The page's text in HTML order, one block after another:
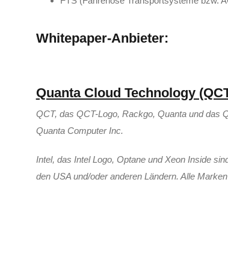
Whitepaper-Anbieter:
Quanta Cloud Technology
QCT, das QCT-Logo, Rackgo, Quanta und das
Quanta Computer Inc.
Intel, das Intel Logo, Optane und Xeon Inside
den USA und/oder anderen Ländern. Alle